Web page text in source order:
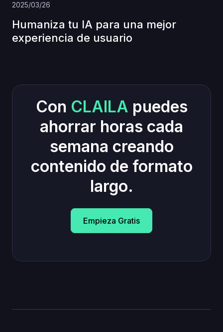
2025/03/26
Humaniza tu IA para una mejor
experiencia de usuario
Con CLAILA puedes
ahorrar horas cada
semana creando
contenido de formato
largo.
Empieza Gratis